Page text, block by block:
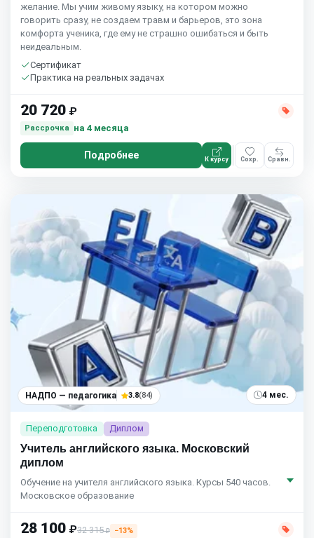
желание. Мы учим живому языку, на котором можно
говорить сразу, не создаем травм и барьеров, это зона
комфорта ученика, где ему не страшно ошибаться и быть
неидеальным.
Сертификат
Практика на реальных задачах
20 720 ₽
Рассрочка на 4 месяца
Подробнее К курсу Сохр. Сравн.
НАДПО — педагогика 3.8(84) 4 мес.
Переподготовка Диплом
Учитель английского языка. Московский
диплом
Обучение на учителя английского языка. Курсы 540 часов.
Московское образование
28 100 ₽32 315₽ −13%